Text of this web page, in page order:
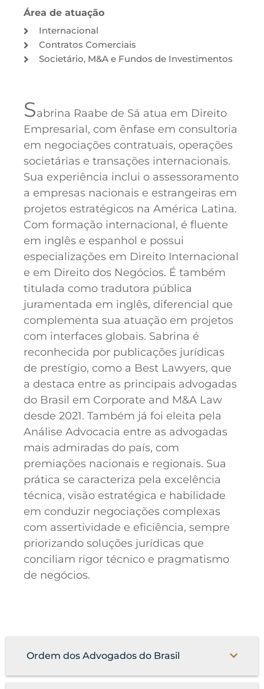
Área de atuação
Internacional
Contratos Comerciais
Societário, M&A e Fundos de Investimentos
Sabrina Raabe de Sá atua em Direito
Empresarial, com ênfase em consultoria
em negociações contratuais, operações
societárias e transações internacionais.
Sua experiência inclui o assessoramento
a empresas nacionais e estrangeiras em
projetos estratégicos na América Latina.
Com formação internacional, é fluente
em inglês e espanhol e possui
especializações em Direito Internacional
e em Direito dos Negócios. É também
titulada como tradutora pública
juramentada em inglês, diferencial que
complementa sua atuação em projetos
com interfaces globais. Sabrina é
reconhecida por publicações jurídicas
de prestígio, como a Best Lawyers, que
a destaca entre as principais advogadas
do Brasil em Corporate and M&A Law
desde 2021. Também já foi eleita pela
Análise Advocacia entre as advogadas
mais admiradas do país, com
premiações nacionais e regionais. Sua
prática se caracteriza pela excelência
técnica, visão estratégica e habilidade
em conduzir negociações complexas
com assertividade e eficiência, sempre
priorizando soluções jurídicas que
conciliam rigor técnico e pragmatismo
de negócios.
Ordem dos Advogados do Brasil